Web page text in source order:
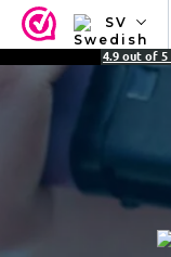
SV
NL
ES
4.9 out of 5